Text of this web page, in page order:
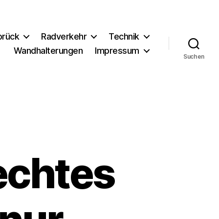
Radverkehr
Technik
Wandhalterungen
Impressum
Suchen